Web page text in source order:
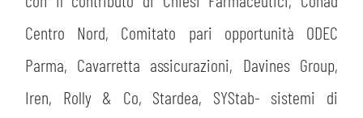
Centro Nord, Comitato pari opportunità ODEC
Parma, Cavarretta assicurazioni, Davines Group,
Iren, Rolly & Co, Stardea, SYStab- sistemi di
sempre abilitati
abilitato